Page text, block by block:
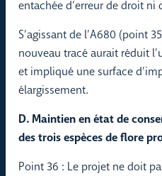
entachée d’erreur de droit ni
S’agissant de l’A680 (point
nouveau tracé aurait réduit
et impliqué une surface
élargissement.
D. Maintien en état de
des trois espèces de flore
Point 36 : Le projet ne doit